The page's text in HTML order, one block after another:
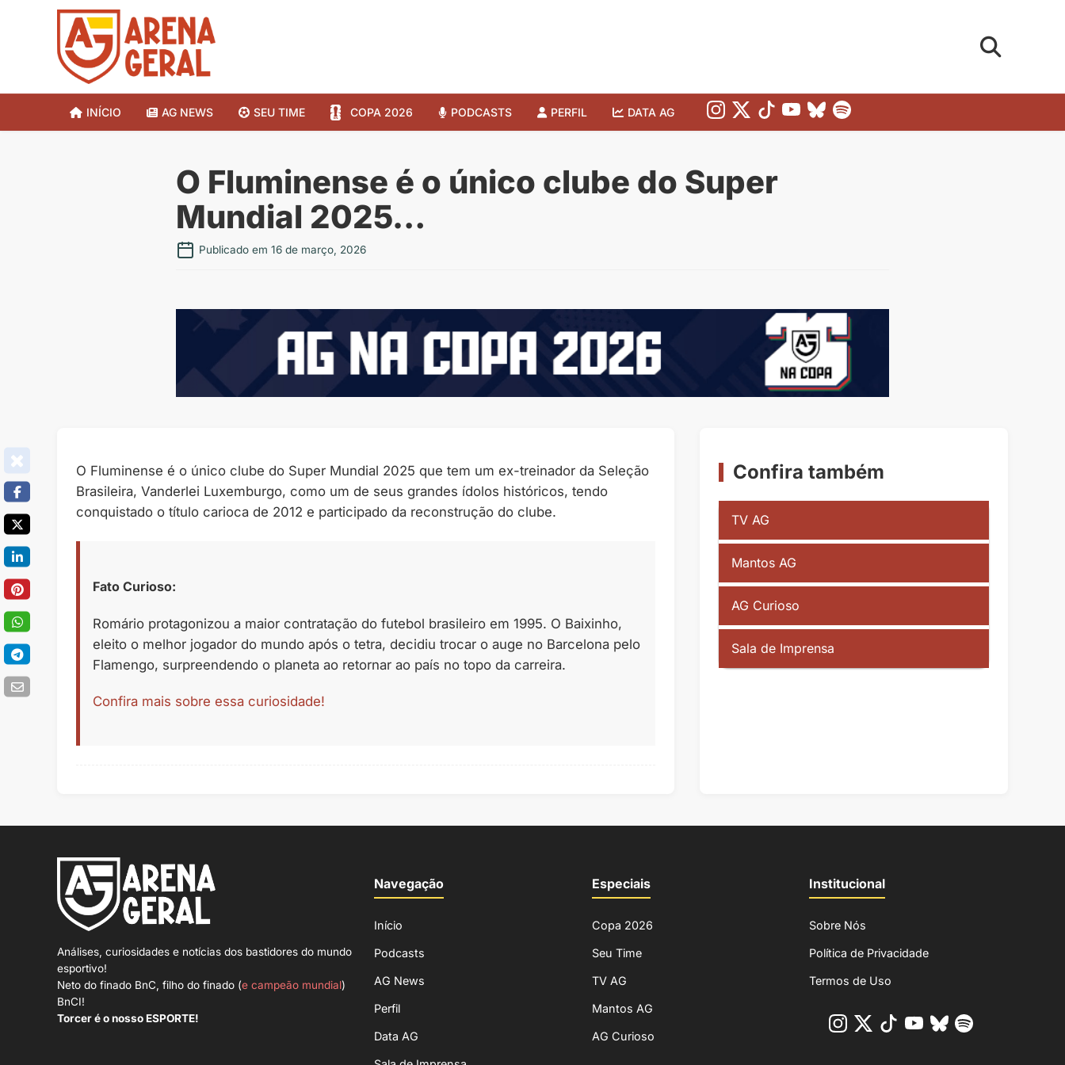
INÍCIO AG NEWS SEU TIME COPA 2026 PODCASTS PERFIL DATA AG
O Fluminense é o único clube do Super
Mundial 2025…
Publicado em 16 de março, 2026
O Fluminense é o único clube do Super Mundial 2025 que tem um ex-treinador da Seleção
Brasileira, Vanderlei Luxemburgo, como um de seus grandes ídolos históricos, tendo
conquistado o título carioca de 2012 e participado da reconstrução do clube.
Fato Curioso:
Romário protagonizou a maior contratação do futebol brasileiro em 1995. O Baixinho,
eleito o melhor jogador do mundo após o tetra, decidiu trocar o auge no Barcelona pelo
Flamengo, surpreendendo o planeta ao retornar ao país no topo da carreira.
Confira mais sobre essa curiosidade!
Confira também
TV AG
Mantos AG
AG Curioso
Sala de Imprensa
Análises, curiosidades e notícias dos bastidores do mundo
esportivo!
Neto do finado BnC, filho do finado (e campeão mundial)
BnCI!
Torcer é o nosso ESPORTE!
Navegação
Início
Podcasts
AG News
Perfil
Data AG
Especiais
Copa 2026
Seu Time
TV AG
Mantos AG
AG Curioso
Institucional
Sobre Nós
Política de Privacidade
Termos de Uso